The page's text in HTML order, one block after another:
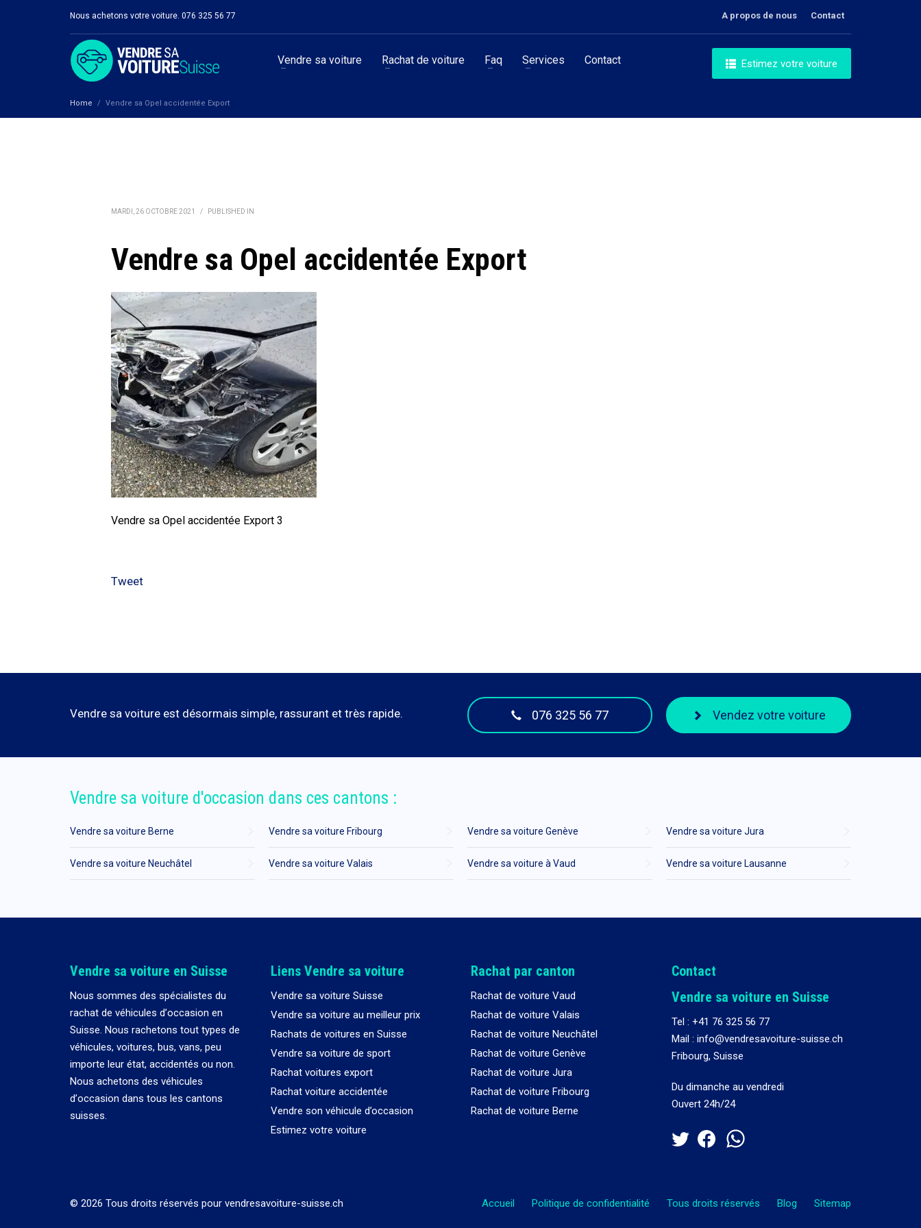
Nous achetons votre voiture. 076 325 56 77 A propos de nous Contact
Vendre sa voiture Rachat de voiture Faq Services Contact Estimez votre voiture
Home Vendre sa Opel accidentée Export
MARDI, 26 OCTOBRE 2021 / PUBLISHED IN
Vendre sa Opel accidentée Export
Vendre sa Opel accidentée Export 3
Tweet
Vendre sa voiture est désormais simple, rassurant et très rapide. 076 325 56 77 Vendez votre voiture
Vendre sa voiture d'occasion dans ces cantons :
Vendre sa voiture Berne Vendre sa voiture Fribourg Vendre sa voiture Genève Vendre sa voiture Jura
Vendre sa voiture Neuchâtel Vendre sa voiture Valais Vendre sa voiture à Vaud Vendre sa voiture Lausanne
Vendre sa voiture en Suisse
Nous sommes des spécialistes du
rachat de véhicules d’occasion en
Suisse. Nous rachetons tout types de
véhicules, voitures, bus, vans, peu
importe leur état, accidentés ou non.
Nous achetons des véhicules
d’occasion dans tous les cantons
suisses.
Liens Vendre sa voiture
Vendre sa voiture Suisse
Vendre sa voiture au meilleur prix
Rachats de voitures en Suisse
Vendre sa voiture de sport
Rachat voitures export
Rachat voiture accidentée
Vendre son véhicule d’occasion
Estimez votre voiture
Rachat par canton
Rachat de voiture Vaud
Rachat de voiture Valais
Rachat de voiture Neuchâtel
Rachat de voiture Genève
Rachat de voiture Jura
Rachat de voiture Fribourg
Rachat de voiture Berne
Contact
Vendre sa voiture en Suisse
Tel : +41 76 325 56 77
Mail : info@vendresavoiture-suisse.ch
Fribourg, Suisse
Du dimanche au vendredi
Ouvert 24h/24
Accueil Politique de confidentialité Tous droits réservés Blog Sitemap
© 2026 Tous droits réservés pour vendresavoiture-suisse.ch